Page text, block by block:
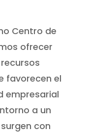
Centro de
ofrecer
favorecen el
empresarial
a un
con